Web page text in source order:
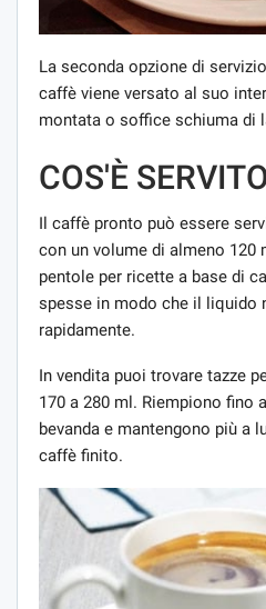
La seconda opzione di
caffè viene versato al suo
montata o soffice schiuma di
COS'È
Il caffè pronto può essere
con un volume di almeno 120
pentole per ricette a base di
spesse in modo che il liquido
rapidamente.
In vendita puoi trovare tazze
170 a 280 ml. Riempiono fino
bevanda e mantengono più a
caffè finito.